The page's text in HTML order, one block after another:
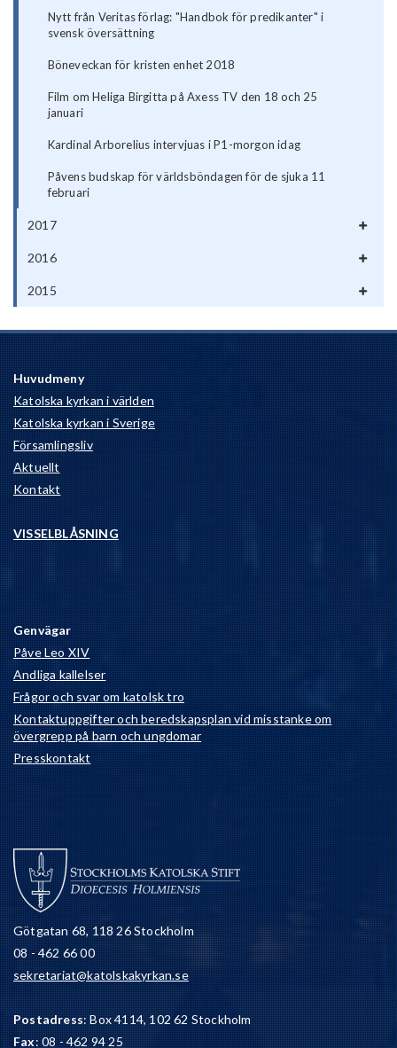
Nytt från Veritas förlag: "Handbok för predikanter" i
svensk översättning
Böneveckan för kristen enhet 2018
Film om Heliga Birgitta på Axess TV den 18 och 25
januari
Kardinal Arborelius intervjuas i P1-morgon idag
Påvens budskap för världsböndagen för de sjuka 11
februari
2017
2016
2015
Huvudmeny
Katolska kyrkan i världen
Katolska kyrkan i Sverige
Församlingsliv
Aktuellt
Kontakt
VISSELBLÅSNING
Genvägar
Påve Leo XIV
Andliga kallelser
Frågor och svar om katolsk tro
Kontaktuppgifter och beredskapsplan vid misstanke om
övergrepp på barn och ungdomar
Presskontakt
Götgatan 68, 118 26 Stockholm
08 - 462 66 00
sekretariat@katolskakyrkan.se
Postadress: Box 4114, 102 62 Stockholm
Fax: 08 - 462 94 25